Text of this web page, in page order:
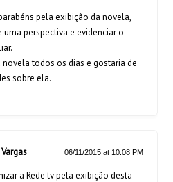
pela exibição da novela,
uma perspectiva e evidenciar o
novela todos os dias e gostaria de
sobre ela.
06/11/2015 at 10:08 PM
a Rede tv pela exibição desta